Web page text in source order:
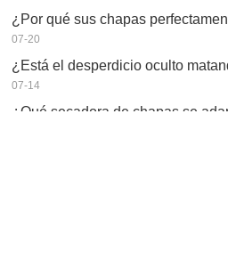
07-20
07-14
¿Qué secadora de chapas se